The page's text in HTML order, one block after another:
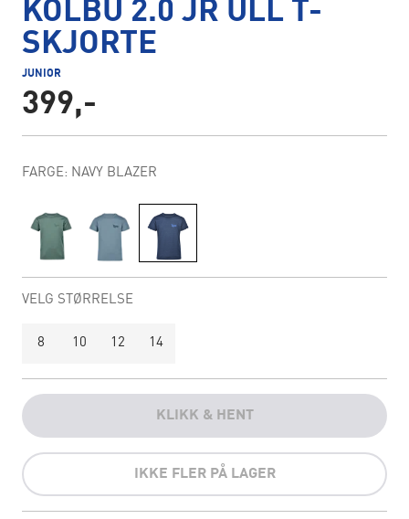
KOLBU 2.0 JR ULL T-
SKJORTE
JUNIOR
399,-
FARGE: NAVY BLAZER
VELG STØRRELSE
8 10 12 14
KLIKK & HENT
IKKE FLER PÅ LAGER